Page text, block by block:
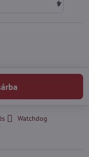
Watchdog